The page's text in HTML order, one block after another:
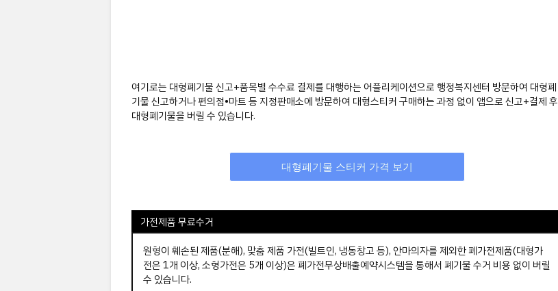
여기로는 대형폐기물 신고+품목별 수수료 결제를 대행하는 어플리케이션으로 행정복지센터 방문하여 대형폐
기물 신고하거나 편의점•마트 등 지정판매소에 방문하여 대형스티커 구매하는 과정 없이 앱으로 신고+결제 후
대형폐기물을 버릴 수 있습니다.
대형폐기물 스티커 가격 보기
가전제품 무료수거
원형이 훼손된 제품(분해), 맞춤 제품 가전(빌트인, 냉동창고 등), 안마의자를 제외한 폐가전제품(대형가
전은 1개 이상, 소형가전은 5개 이상)은 폐가전무상배출예약시스템을 통해서 폐기물 수거 비용 없이 버릴
수 있습니다.